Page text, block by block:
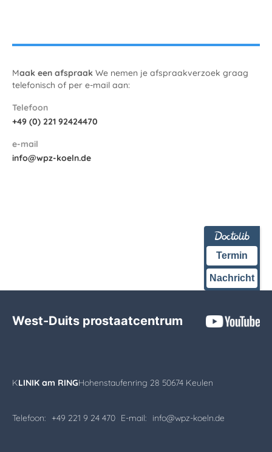
Maak een afspraak‍ We nemen je afspraakverzoek graag
telefonisch of per e-mail aan:
Telefoon
+49 (0) 221 92424470
e-mail
info@wpz-koeln.de
Termin
Nachricht
West-Duits prostaatcentrum
KLINIK am RINGHohenstaufenring 28 50674 Keulen
Telefoon: +49 221 9 24 470 E-mail: info@wpz-koeln.de